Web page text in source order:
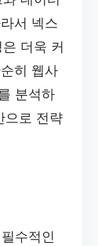
서 넥스
더욱 커
히 웹사
분석하
으로 전략
수적인